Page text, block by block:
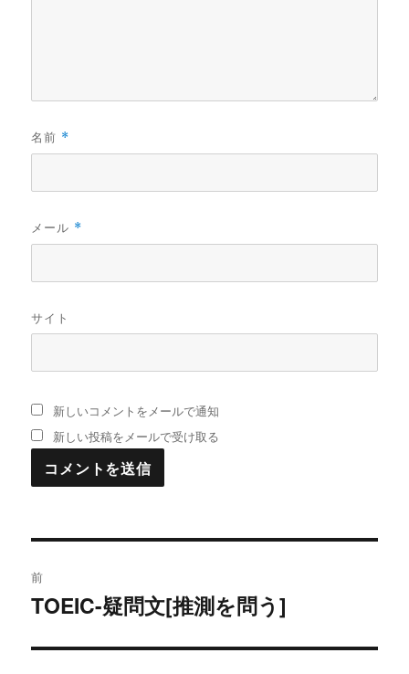
名前 *
メール *
サイト
新しいコメントをメールで通知
新しい投稿をメールで受け取る
稿
前
過
の
TOEIC-疑問文[推測を問う]